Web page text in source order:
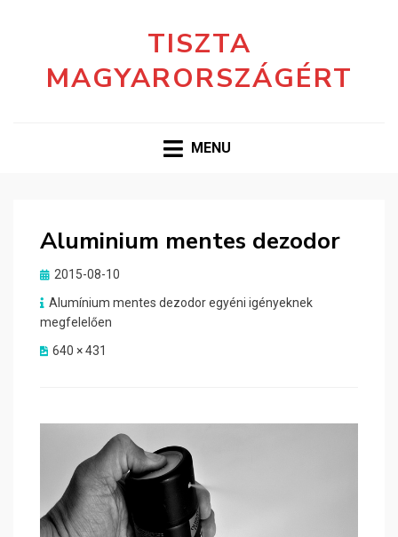
TISZTA
MAGYARORSZÁGÉRT
MENU
Aluminium mentes dezodor
Posted
2015-08-10
Alumínium mentes dezodor egyéni igényeknek
megfelelően
640 × 431